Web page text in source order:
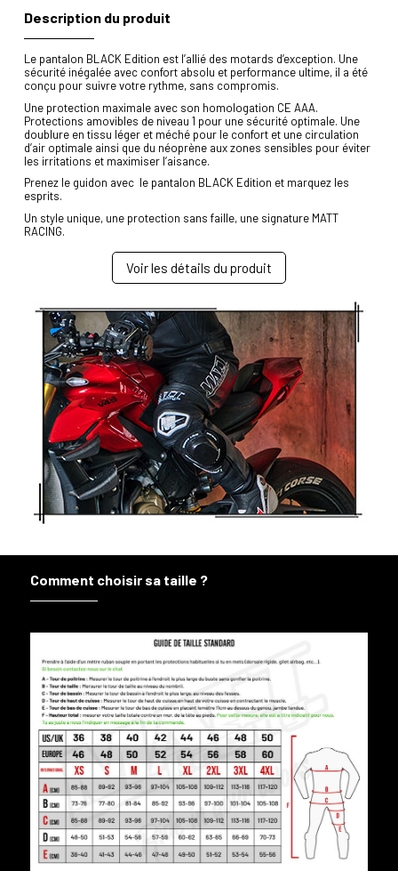
Description du produit
Le pantalon BLACK Edition est l’allié des motards d’exception. Une
sécurité inégalée avec confort absolu et performance ultime, il a été
conçu pour suivre votre rythme, sans compromis.
Une protection maximale avec son homologation CE AAA.
Protections amovibles de niveau 1 pour une sécurité optimale. Une
doublure en tissu léger et méché pour le confort et une circulation
d’air optimale ainsi que du néoprène aux zones sensibles pour éviter
les irritations et maximiser l’aisance.
Prenez le guidon avec le pantalon BLACK Edition et marquez les
esprits.
Un style unique, une protection sans faille, une signature MATT
RACING.
Voir les détails du produit
Comment choisir sa taille ?